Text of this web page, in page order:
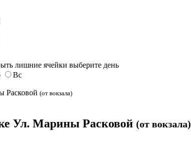
лишние ячейки выберите день
Вс
Расковой (от вокзала)
Ул. Марины Расковой (от вокзала)